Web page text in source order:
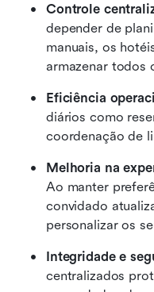
Controle
depender de
manuais, os
armazenar todos
Eficiência
diários como
coordenação de
Melhoria na
Ao manter
convidado
personalizar os
Integridade e
centralizados